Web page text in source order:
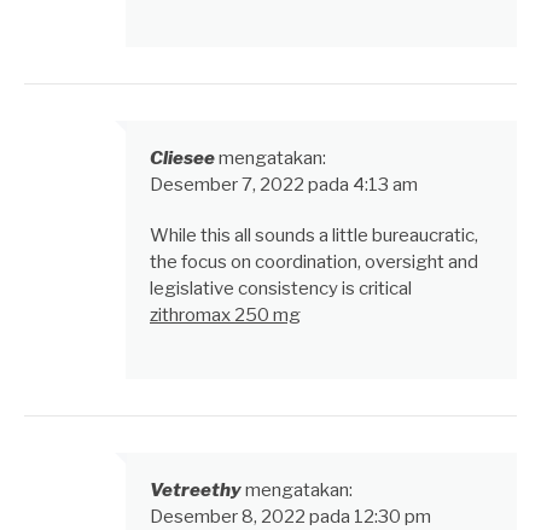
Clieseemengatakan:
Desember 7, 2022 pada 4:13 am
While this all sounds a little bureaucratic,
the focus on coordination, oversight and
legislative consistency is critical
zithromax 250 mg
Vetreethymengatakan:
Desember 8, 2022 pada 12:30 pm